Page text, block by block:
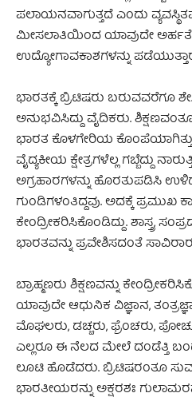
ಪಲಾಯನವಾಗುತ್ತದೆ ಎಂದು
ಮೀಸಲಾತಿಯಿಂದ ಯಾವುದೇ ಅರ್ಹತೆ
ಉದ್ಯೋಗಾವಕಾಶಗಳನ್ನು
ಭಾರತಕ್ಕೆ ಬ್ರಿಟಿಷರು ಬರುವವರೆಗೂ
ಅನುಭವಿಸಿದ್ದು ವೈದಿಕರು. ಶಿಕ್ಷಣವಂತೂ
ಭಾರತ ಕೊಳಗೇರಿಯ ಕೊಂಪೆಯಾಗಿತ್ತು.
ವೈದ್ಯಕೀಯ ಕ್ಷೇತ್ರಗಳೆಲ್ಲ ಗಬ್ಬೆದ್ದು
ಅಗ್ರಹಾರಗಳನ್ನು ಹೊರತುಪಡಿಸಿ
ಗುಂಡಿಗಳಂತಿದ್ದವು. ಅದಕ್ಕೆ ಪ್ರಮುಖ
ಕೇಂದ್ರೀಕರಿಸಿಕೊಂಡಿದ್ದು. ಶಾಸ್ತ್ರ,
ಭಾರತವನ್ನು ಪ್ರವೇಶಿಸದಂತೆ
ಬ್ರಾಹ್ಮಣರು ಶಿಕ್ಷಣವನ್ನು
ಯಾವುದೇ ಆಧುನಿಕ ವಿಜ್ಞಾನ,
ಮೊಘಲರು, ಡಚ್ಚರು, ಫ್ರೆಂಚರು,
ಎಲ್ಲರೂ ಈ ನೆಲದ ಮೇಲೆ ದಂಡೆತ್ತಿ
ಲೂಟಿ ಹೊಡೆದರು. ಬ್ರಿಟಿಷರಂತೂ
ಭಾರತೀಯರನ್ನು ಅಕ್ಷರಶಃ